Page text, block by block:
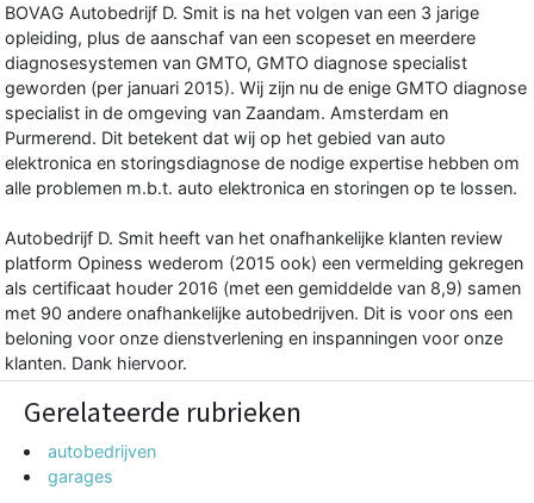
BOVAG Autobedrijf D. Smit is na het volgen van een 3 jarige
opleiding, plus de aanschaf van een scopeset en meerdere
diagnosesystemen van GMTO, GMTO diagnose specialist
geworden (per januari 2015). Wij zijn nu de enige GMTO diagnose
specialist in de omgeving van Zaandam. Amsterdam en
Purmerend. Dit betekent dat wij op het gebied van auto
elektronica en storingsdiagnose de nodige expertise hebben om
alle problemen m.b.t. auto elektronica en storingen op te lossen.
Autobedrijf D. Smit heeft van het onafhankelijke klanten review
platform Opiness wederom (2015 ook) een vermelding gekregen
als certificaat houder 2016 (met een gemiddelde van 8,9) samen
met 90 andere onafhankelijke autobedrijven. Dit is voor ons een
beloning voor onze dienstverlening en inspanningen voor onze
klanten. Dank hiervoor.
Gerelateerde rubrieken
autobedrijven
garages